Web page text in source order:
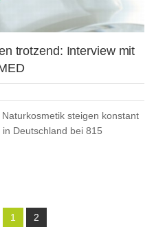
trotzend: Interview mit
steigen konstant
Deutschland bei 815
1 2